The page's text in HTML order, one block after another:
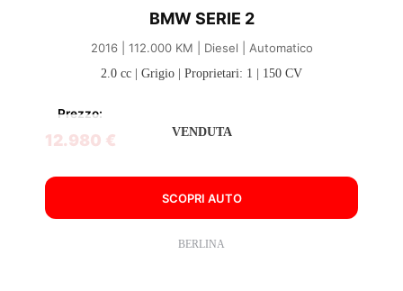
VENDUTA
BMW SERIE 2
2016 | 112.000 KM | Diesel | Automatico
2.0 cc | Grigio | Proprietari: 1 | 150 CV
Prezzo:
12.980 €
SCOPRI AUTO
BERLINA